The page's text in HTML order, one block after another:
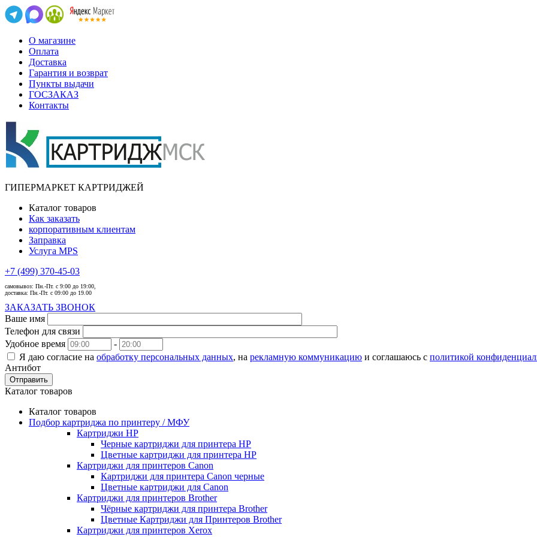
О магазине
Оплата
Доставка
Гарантия и возврат
Пункты выдачи
ГОСЗАКАЗ
Контакты
ГИПЕРМАРКЕТ КАРТРИДЖЕЙ
Каталог товаров
Как заказать
корпоративным клиентам
Заправка
Услуга MPS
+7 (499) 370-45-03
самовывоз: Пн.-Пт. с 9:00 до 19:00,
доставка: Пн.-Пт. с 09:00 до 19.00
ЗАКАЗАТЬ ЗВОНОК
Ваше имя
Телефон для связи
Удобное время
-
Я даю согласие на обработку персональных данных, на рекламную коммуникацию и соглашаюсь с политикой
Антибот
Отправить
Каталог товаров
Каталог товаров
Подбор картриджа по принтеру / МФУ
Картриджи HP
Черные картриджи для принтера HP
Цветные картриджи для принтера HP
Картриджи для принтеров Сanon
Картриджи для принтера Сanon черные
Цветные картриджи для Сanon
Картриджи для принтеров Brother
Чёрные картриджи для принтера Brother
Цветные Картриджи для Принтеров Brother
Картриджи для принтеров Xerox